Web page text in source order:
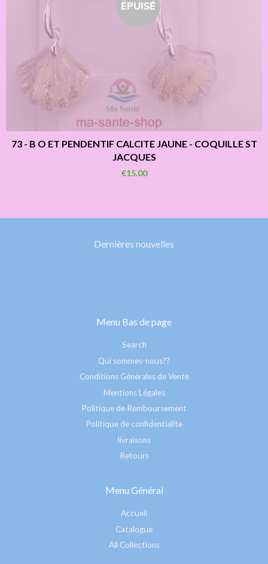
ÉPUISÉ
73 - B O ET PENDENTIF CALCITE JAUNE - COQUILLE ST
JACQUES
€15.00
Dernières nouvelles
Menu Bas de page
Search
Qui sommes-nous??
Conditions Générales de Vente
Mentions Légales
Politique de Remboursement
Politique de confidentialite
livraisons
Retours
Menu Général
Accueil
Catalogue
All Collections